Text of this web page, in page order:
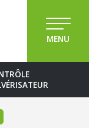
MENU